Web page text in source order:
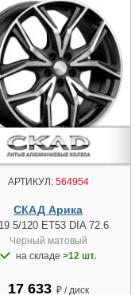
АРТИКУЛ:564954
СКАД Арика
5/120 ET53 DIA 72.6
Черный матовый
на складе >12 шт.
17 633 ₽ / диск